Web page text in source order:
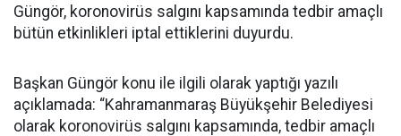
Güngör, koronovirüs salgını kapsamında tedbir amaçlı
bütün etkinlikleri iptal ettiklerini duyurdu.
Başkan Güngör konu ile ilgili olarak yaptığı yazılı
açıklamada: “Kahramanmaraş Büyükşehir Belediyesi
olarak koronovirüs salgını kapsamında, tedbir amaçlı